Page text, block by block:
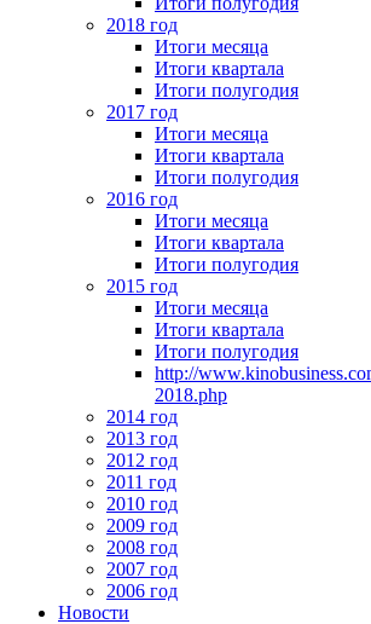
2018 год
Итоги месяца
Итоги квартала
Итоги полугодия
2017 год
Итоги месяца
Итоги квартала
Итоги полугодия
2016 год
Итоги месяца
Итоги квартала
Итоги полугодия
2015 год
Итоги месяца
Итоги квартала
Итоги полугодия
http://
2018.php
2014 год
2013 год
2012 год
2011 год
2010 год
2009 год
2008 год
2007 год
2006 год
Новости